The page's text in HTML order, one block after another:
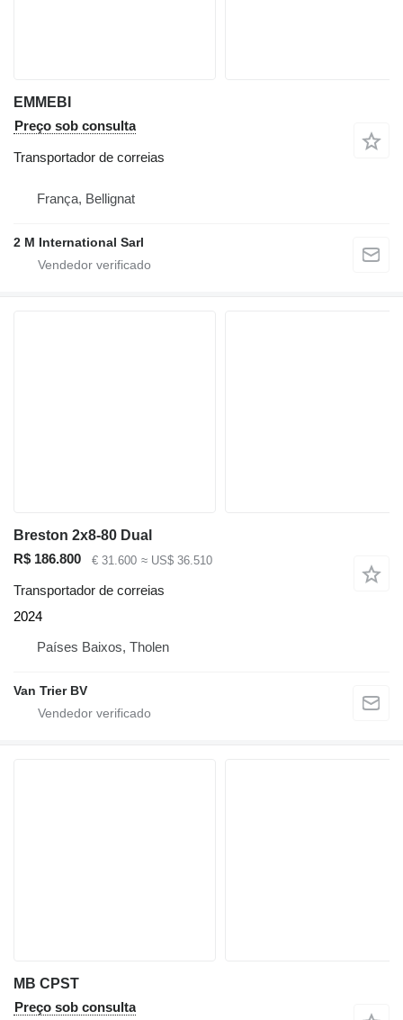
EMMEBI
Preço sob consulta
Transportador de correias
França, Bellignat
2 M International Sarl
Breston 2x8-80 Dual
R$ 186.800
€ 31.600 ≈ US$ 36.510
Transportador de correias
2024
Países Baixos, Tholen
Van Trier BV
MB CPST
Preço sob consulta